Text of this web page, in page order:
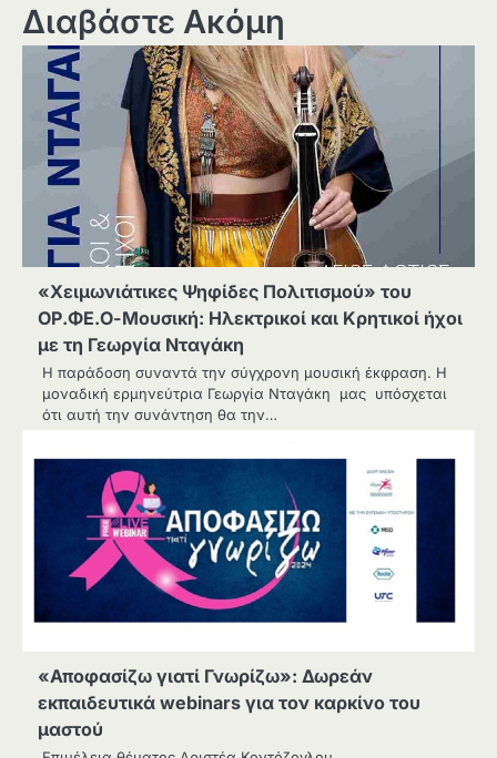
Διαβάστε Ακόμη
«Χειμωνιάτικες Ψηφίδες Πολιτισμού» του
ΟΡ.ΦΕ.Ο-Μουσική: Ηλεκτρικοί και Κρητικοί ήχοι
με τη Γεωργία Νταγάκη
Η παράδοση συναντά την σύγχρονη μουσική έκφραση. Η
μοναδική ερμηνεύτρια Γεωργία Νταγάκη μας υπόσχεται
ότι αυτή την συνάντηση θα την…
«Αποφασίζω γιατί Γνωρίζω»: Δωρεάν
εκπαιδευτικά webinars για τον καρκίνο του
μαστού